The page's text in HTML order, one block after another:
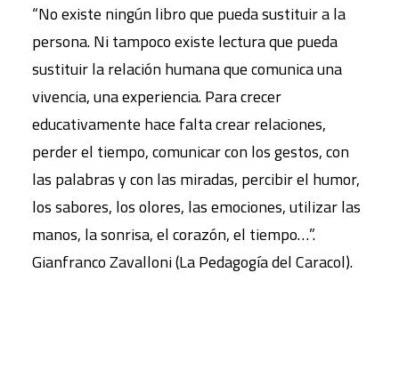
“No existe ningún libro que pueda sustituir a la
persona. Ni tampoco existe lectura que pueda
sustituir la relación humana que comunica una
vivencia, una experiencia. Para crecer
educativamente hace falta crear relaciones,
perder el tiempo, comunicar con los gestos, con
las palabras y con las miradas, percibir el humor,
los sabores, los olores, las emociones, utilizar las
manos, la sonrisa, el corazón, el tiempo…”.
Gianfranco Zavalloni (La Pedagogía del Caracol).